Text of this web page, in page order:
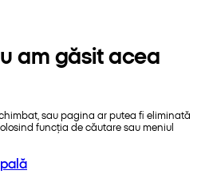
am găsit acea
sau pagina ar putea fi eliminată
funcția de căutare sau meniul